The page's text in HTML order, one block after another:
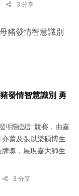
3 分享
發情智慧識別 勇
明暨設計競賽，由嘉
蓁及張以樂碩博生
獎，展現嘉大師生
3 分享